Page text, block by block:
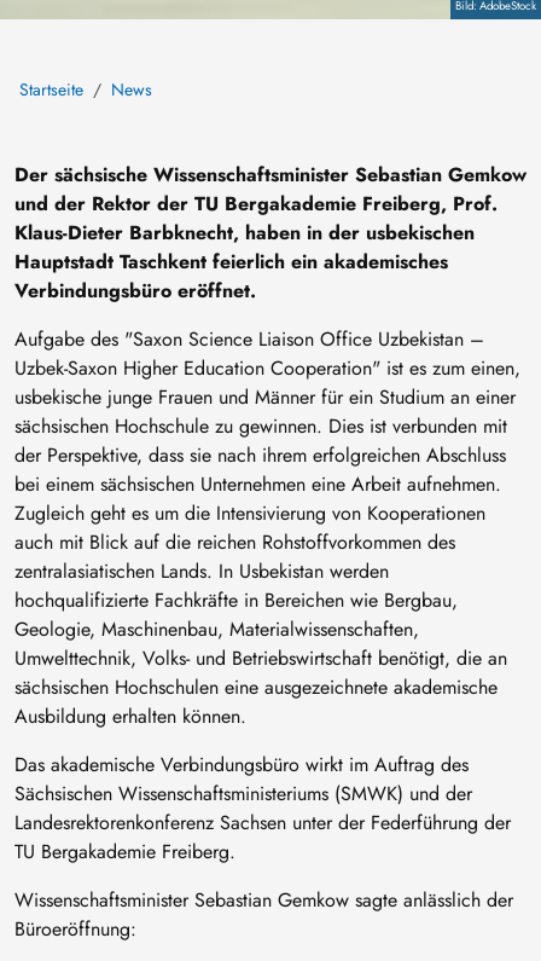
CopyrightAdobeStock
Startseite News
Der sächsische Wissenschaftsminister Sebastian Gemkow
und der Rektor der TU Bergakademie Freiberg, Prof.
Klaus-Dieter Barbknecht, haben in der usbekischen
Hauptstadt Taschkent feierlich ein akademisches
Verbindungsbüro eröffnet.
Aufgabe des "Saxon Science Liaison Office Uzbekistan –
Uzbek-Saxon Higher Education Cooperation" ist es zum einen,
usbekische junge Frauen und Männer für ein Studium an einer
sächsischen Hochschule zu gewinnen. Dies ist verbunden mit
der Perspektive, dass sie nach ihrem erfolgreichen Abschluss
bei einem sächsischen Unternehmen eine Arbeit aufnehmen.
Zugleich geht es um die Intensivierung von Kooperationen
auch mit Blick auf die reichen Rohstoffvorkommen des
zentralasiatischen Lands. In Usbekistan werden
hochqualifizierte Fachkräfte in Bereichen wie Bergbau,
Geologie, Maschinenbau, Materialwissenschaften,
Umwelttechnik, Volks- und Betriebswirtschaft benötigt, die an
sächsischen Hochschulen eine ausgezeichnete akademische
Ausbildung erhalten können.
Das akademische Verbindungsbüro wirkt im Auftrag des
Sächsischen Wissenschaftsministeriums (SMWK) und der
Landesrektorenkonferenz Sachsen unter der Federführung der
TU Bergakademie Freiberg.
Wissenschaftsminister Sebastian Gemkow sagte anlässlich der
Büroeröffnung: